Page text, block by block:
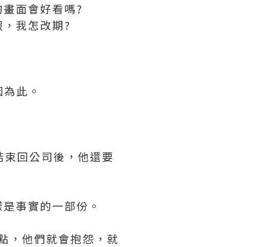
面會好看嗎?
我怎改期?
此。
回公司後，他還要
事實的一部份。
，他們就會抱怨，就